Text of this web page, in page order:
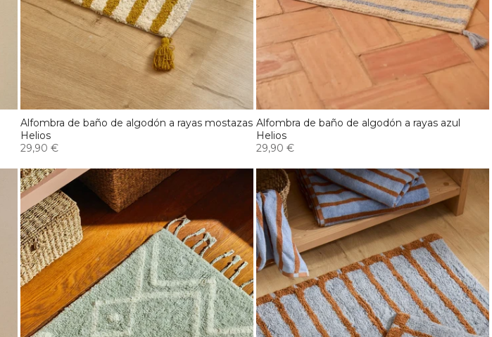
Alfombra de baño de algodón a rayas mostazas
Helios
29,90 €
Alfombra de baño de algodón a rayas azul
Helios
29,90 €